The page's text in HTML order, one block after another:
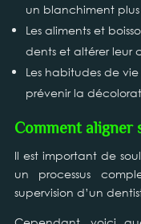
un blanchiment
Les aliments et
dents et altérer leur
Les habitudes de
prévenir la
Comment aligner
Il est important de
un processus
supervision d’un